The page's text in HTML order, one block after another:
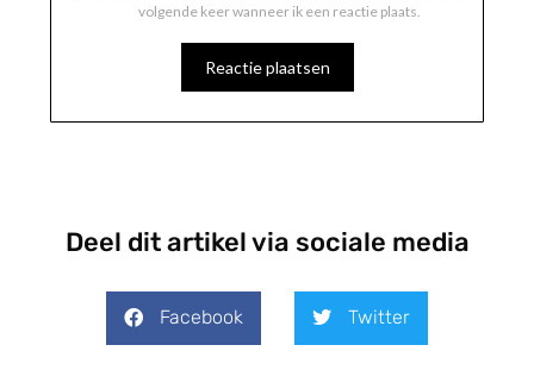
volgende keer wanneer ik een reactie plaats.
Deel dit artikel via sociale media
Facebook Twitter